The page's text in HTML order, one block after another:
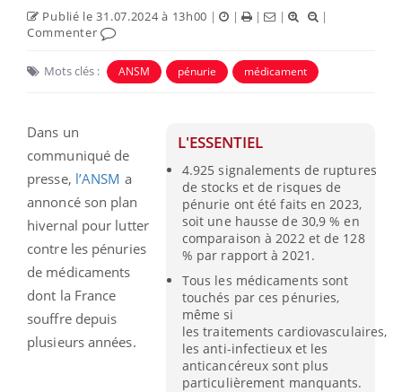
Publié le 31.07.2024 à 13h00 | | | |
|
Commenter
Mots clés : ANSM pénurie médicament
L'ESSENTIEL
4.925 signalements de ruptures
de stocks et de risques de
pénurie ont été faits en 2023,
soit une hausse de 30,9 % en
comparaison à 2022 et de 128
% par rapport à 2021.
Tous les médicaments sont
touchés par ces pénuries,
même si
les traitements cardiovasculaires,
les anti-infectieux et les
anticancéreux sont plus
particulièrement manquants.
Dans un
communiqué de
presse, l’ANSM a
annoncé son plan
hivernal pour lutter
contre les pénuries
de médicaments
dont la France
souffre depuis
plusieurs années.